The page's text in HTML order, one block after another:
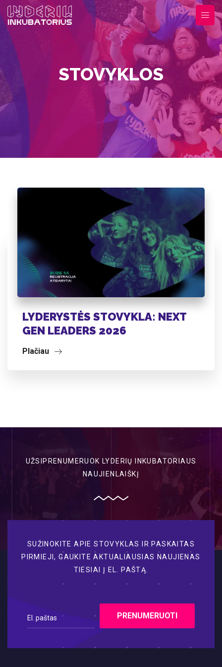
STOVYKLOS
LYDERYSTĖS STOVYKLA: NEXT
GEN LEADERS 2026
Plačiau
UŽSIPRENUMERUOK LYDERIŲ INKUBATORIAUS
NAUJIENLAIŠKĮ
SUŽINOKITE APIE STOVYKLAS IR PASKAITAS
PIRMIEJI, GAUKITE AKTUALIAUSIAS NAUJIENAS
TIESIAI Į EL. PAŠTĄ.
PRENUMERUOTI